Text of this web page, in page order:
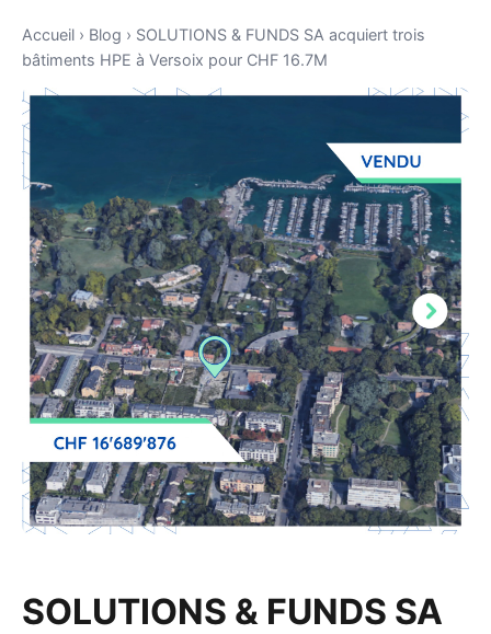
Accueil › Blog › SOLUTIONS & FUNDS SA acquiert trois
bâtiments HPE à Versoix pour CHF 16.7M
SOLUTIONS & FUNDS SA